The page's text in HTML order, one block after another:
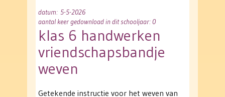
datum: 5-5-2026
aantal keer gedownload in dit schooljaar: 0
klas 6 handwerken
vriendschapsbandje
weven
Getekende instructie voor het weven van